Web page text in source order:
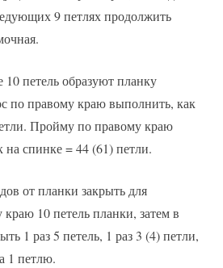
9 петлях продолжить
петель образуют планку
по правому краю выполнить, как
Пройму по правому краю
спинке = 44 (61) петли.
от планки закрыть для
10 петель планки, затем в
1 раз 5 петель, 1 раз 3 (4) петли,
1 петлю.